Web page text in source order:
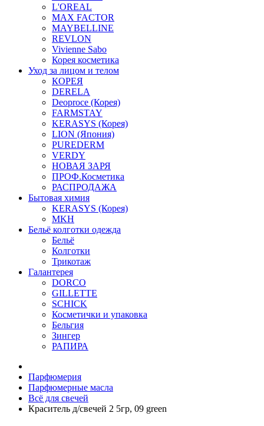
L'OREAL
MAX FACTOR
MAYBELLINE
REVLON
Vivienne Sabo
Корея косметика
Уход за лицом и телом
КОРЕЯ
DERELA
Deoproce (Корея)
FARMSTAY
KERASYS (Корея)
LION (Япония)
PUREDERM
VERDY
НОВАЯ ЗАРЯ
ПРОФ.Косметика
РАСПРОДАЖА
Бытовая химия
KERASYS (Корея)
MKH
Бельё колготки одежда
Бельё
Колготки
Трикотаж
Галантерея
DORCO
GILLETTE
SCHICK
Косметички и упаковка
Бельгия
Зингер
РАПИРА
Парфюмерия
Парфюмерные масла
Всё для свечей
Краситель д/свечей 2 5гр, 09 green